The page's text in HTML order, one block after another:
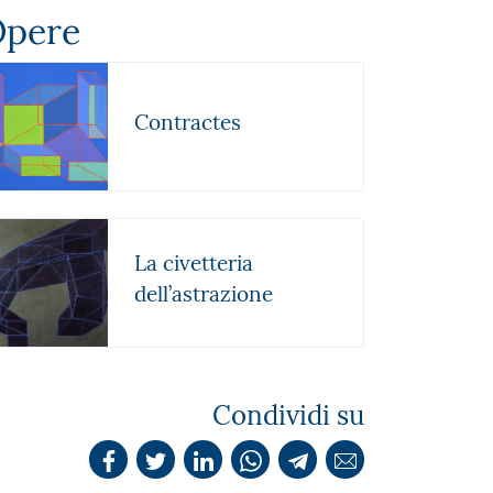
Contractes
La civetteria
dell’astrazione
Condividi su